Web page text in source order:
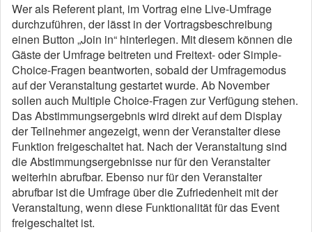
Wer als Referent plant, im Vortrag eine Live-Umfrage
durchzuführen, der lässt in der Vortragsbeschreibung
einen Button „Join in“ hinterlegen. Mit diesem können die
Gäste der Umfrage beitreten und Freitext- oder Simple-
Choice-Fragen beantworten, sobald der Umfragemodus
auf der Veranstaltung gestartet wurde. Ab November
sollen auch Multiple Choice-Fragen zur Verfügung stehen.
Das Abstimmungsergebnis wird direkt auf dem Display
der Teilnehmer angezeigt, wenn der Veranstalter diese
Funktion freigeschaltet hat. Nach der Veranstaltung sind
die Abstimmungsergebnisse nur für den Veranstalter
weiterhin abrufbar. Ebenso nur für den Veranstalter
abrufbar ist die Umfrage über die Zufriedenheit mit der
Veranstaltung, wenn diese Funktionalität für das Event
freigeschaltet ist.